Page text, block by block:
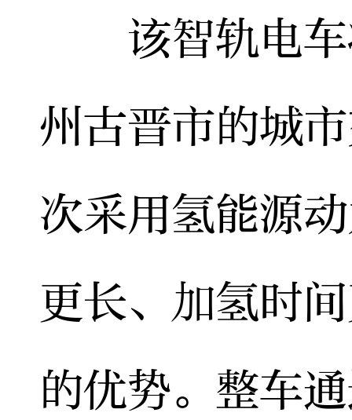
该智轨电车
州古晋市的城
次采用氢能源
更长、加氢时
的优势。整车